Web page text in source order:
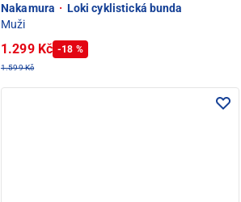
Nakamura · Loki cyklistická bunda
Muži
1.299 Kč -18 %
1.599 Kč